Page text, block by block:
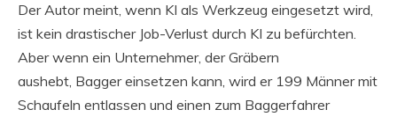
Der Autor meint, wenn KI als Werkzeug eingesetzt wird,
ist kein drastischer Job-Verlust durch KI zu befürchten.
Aber wenn ein Unternehmer, der Gräbern
aushebt, Bagger einsetzen kann, wird er 199 Männer mit
Schaufeln entlassen und einen zum Baggerfahrer